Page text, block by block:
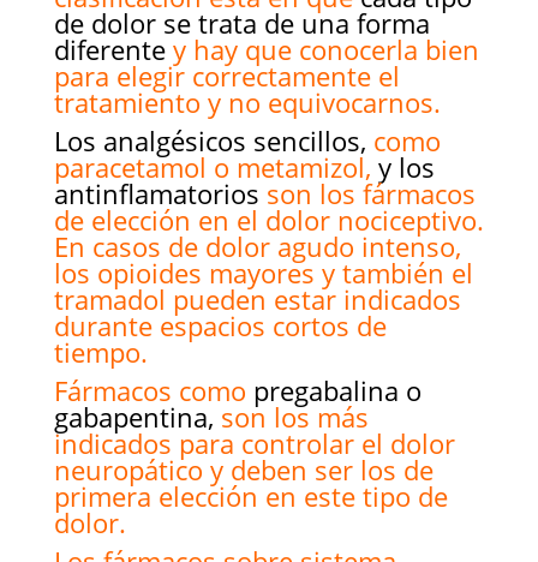
de dolor se trata de una forma
diferentey hay que conocerla bien
para elegir correctamente el
tratamiento y no equivocarnos.
Los analgésicos sencillos, como
paracetamol o metamizol, y los
antinflamatorios son los fármacos
de elección en el dolor nociceptivo.
En casos de dolor agudo intenso,
los opioides mayores y también el
tramadol pueden estar indicados
durante espacios cortos de
tiempo.
Fármacos como pregabalina o
gabapentina, son los más
indicados para controlar el dolor
neuropático y deben ser los de
primera elección en este tipo de
dolor.